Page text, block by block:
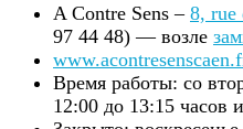
A Contre Sens – 8, rue
97 44 48) — возле
Время работы: со
12:00 до 13:15 часов